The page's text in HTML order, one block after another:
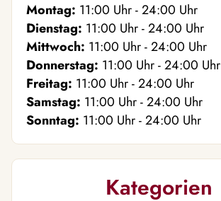
Montag: 11:00 Uhr- 24:00 Uhr
Dienstag: 11:00 Uhr- 24:00 Uhr
Mittwoch: 11:00 Uhr- 24:00 Uhr
Donnerstag: 11:00 Uhr- 24:00 Uhr
Freitag: 11:00 Uhr- 24:00 Uhr
Samstag: 11:00 Uhr- 24:00 Uhr
Sonntag: 11:00 Uhr- 24:00 Uhr
Kategorien